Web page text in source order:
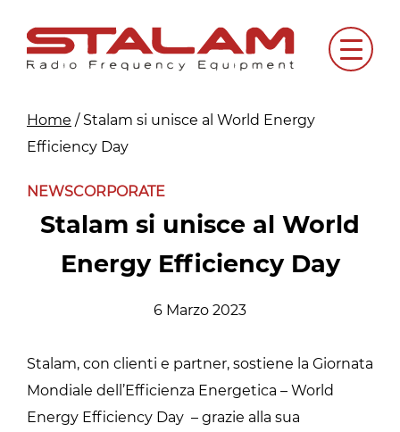
content
Menu
Home / Stalam si unisce al World Energy
Efficiency Day
NEWSCORPORATE
Stalam si unisce al World
Energy Efficiency Day
6 Marzo 2023
Stalam, con clienti e partner, sostiene la Giornata
Mondiale dell’Efficienza Energetica – World
Energy Efficiency Day – grazie alla sua